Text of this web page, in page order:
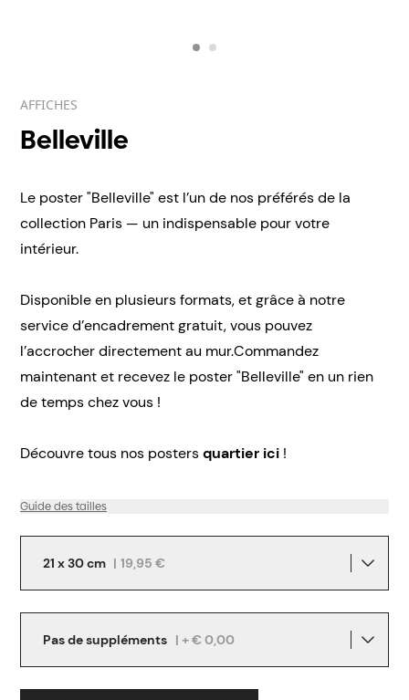
AFFICHES
Belleville
Le poster "Belleville" est l’un de nos préférés de la
collection Paris — un indispensable pour votre
intérieur.
Disponible en plusieurs formats, et grâce à notre
service d’encadrement gratuit, vous pouvez
l’accrocher directement au mur.Commandez
maintenant et recevez le poster "Belleville" en un rien
de temps chez vous !
Découvre tous nos postersquartier ici !
Guide des tailles
21 x 30 cm | 19,95 €
Pas de suppléments | + € 0,00